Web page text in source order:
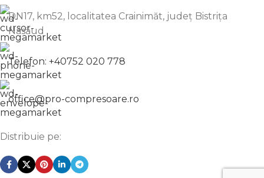
DN17, km52, localitatea Crainimăt, județ Bistrița
Năsăud
Telefon: +40752 020 778
office@pro-compresoare.ro
Distribuie pe: